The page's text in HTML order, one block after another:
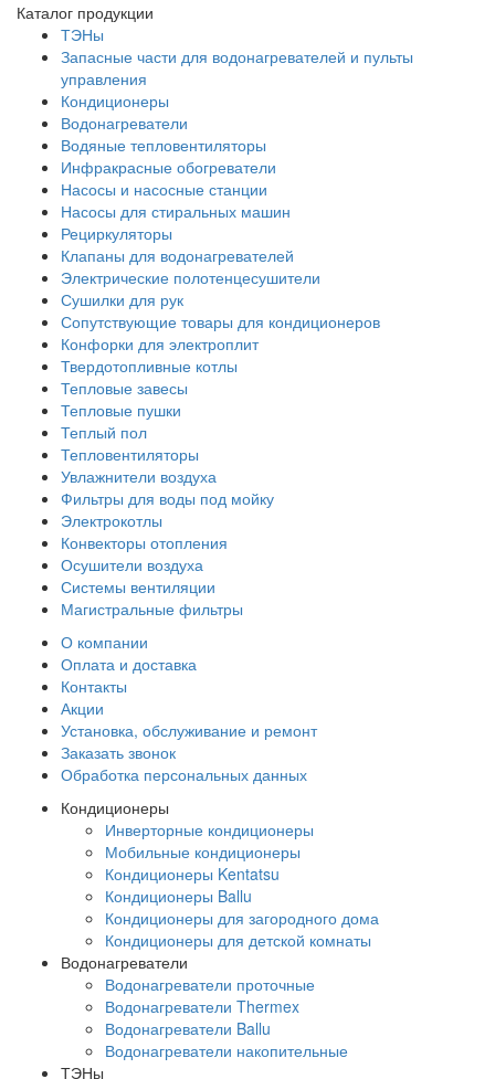
Каталог продукции
ТЭНы
Запасные части для водонагревателей и пульты
управления
Кондиционеры
Водонагреватели
Водяные тепловентиляторы
Инфракрасные обогреватели
Насосы и насосные станции
Насосы для стиральных машин
Рециркуляторы
Клапаны для водонагревателей
Электрические полотенцесушители
Сушилки для рук
Сопутствующие товары для кондиционеров
Конфорки для электроплит
Твердотопливные котлы
Тепловые завесы
Тепловые пушки
Теплый пол
Тепловентиляторы
Увлажнители воздуха
Фильтры для воды под мойку
Электрокотлы
Конвекторы отопления
Осушители воздуха
Системы вентиляции
Магистральные фильтры
О компании
Оплата и доставка
Контакты
Акции
Установка, обслуживание и ремонт
Заказать звонок
Обработка персональных данных
Кондиционеры
Инверторные кондиционеры
Мобильные кондиционеры
Кондиционеры Kentatsu
Кондиционеры Ballu
Кондиционеры для загородного дома
Кондиционеры для детской комнаты
Водонагреватели
Водонагреватели проточные
Водонагреватели Thermex
Водонагреватели Ballu
Водонагреватели накопительные
ТЭНы